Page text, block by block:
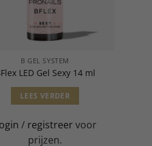
B GEL SYSTEM
LED Gel Sexy 14 ml
LEES VERDER
/ registreer voor
prijzen.